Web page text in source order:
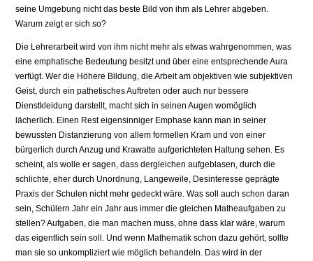
seine Umgebung nicht das beste Bild von ihm als Lehrer abgeben.
Warum zeigt er sich so?
Die Lehrerarbeit wird von ihm nicht mehr als etwas wahrgenommen, was
eine emphatische Bedeutung besitzt und über eine entsprechende Aura
verfügt. Wer die Höhere Bildung, die Arbeit am objektiven wie subjektiven
Geist, durch ein pathetisches Auftreten oder auch nur bessere
Dienstkleidung darstellt, macht sich in seinen Augen womöglich
lächerlich. Einen Rest eigensinniger Emphase kann man in seiner
bewussten Distanzierung von allem formellen Kram und von einer
bürgerlich durch Anzug und Krawatte aufgerichteten Haltung sehen. Es
scheint, als wolle er sagen, dass dergleichen aufgeblasen, durch die
schlichte, eher durch Unordnung, Langewei­le, Desinteresse geprägte
Praxis der Schulen nicht mehr gedeckt wäre. Was soll auch schon daran
sein, Schülern Jahr ein Jahr aus immer die gleichen Matheaufgaben zu
stellen? Aufgaben, die man machen muss, ohne dass klar wäre, warum
das eigentlich sein soll. Und wenn Mathematik schon dazu gehört, sollte
man sie so unkompliziert wie möglich behandeln. Das wird in der